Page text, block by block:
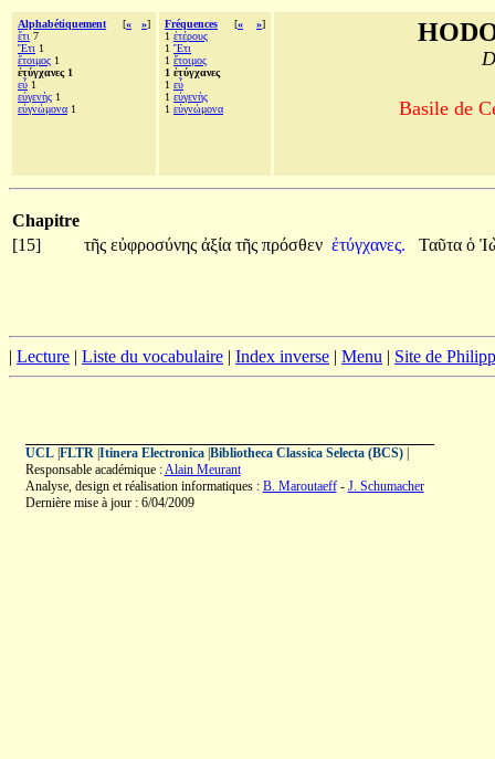
Alphabétiquement [« »]
ἔτι 7
Ἔτι 1
ἕτοιμος 1
ἐτύγχανες 1
εὖ 1
εὐγενὴς 1
εὐγνώμονα 1
Fréquences [« »]
1 ἑτέρους
1 Ἔτι
1 ἕτοιμος
1 ἐτύγχανες
1 εὖ
1 εὐγενὴς
1 εὐγνώμονα Basile de
Chapitre
[15]
τῆς εὐφροσύνης ἀξία τῆς πρόσθεν ἐτύγχανες. Ταῦτα ὁ
| Lecture | Liste du vocabulaire | Index inverse | Menu | Site de
UCL| FLTR| Itinera Electronica| Bibliotheca Classica Selecta (BCS)|
Responsable académique :Alain Meurant
Analyse, design et réalisation informatiques : B. Maroutaeff- J. Schumacher
Dernière mise à jour : 6/04/2009